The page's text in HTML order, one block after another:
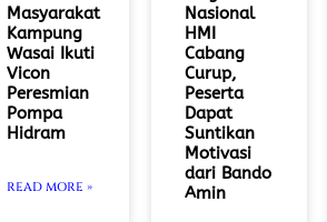
Masyarakat
Kampung
Wasai Ikuti
Vicon
Peresmian
Pompa
Hidram
READ MORE »
Nasional
HMI
Cabang
Curup,
Peserta
Dapat
Suntikan
Motivasi
dari Bando
Amin